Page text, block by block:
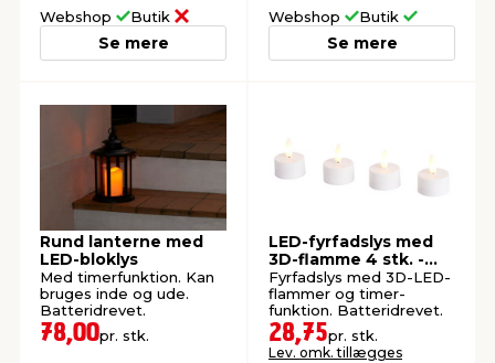
Webshop Butik
Se mere
Webshop Butik
Se mere
Rund lanterne med
LED-bloklys
Med timerfunktion. Kan
bruges inde og ude.
Batteridrevet.
78,00pr. stk.
LED-fyrfadslys med
3D-flamme 4 stk. -
DAY
Fyrfadslys med 3D-LED-
flammer og timer-
funktion. Batteridrevet.
28,75pr. stk.
Lev. omk. tillægges